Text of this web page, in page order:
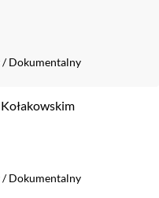
/Dokumentalny
/Dokumentalny